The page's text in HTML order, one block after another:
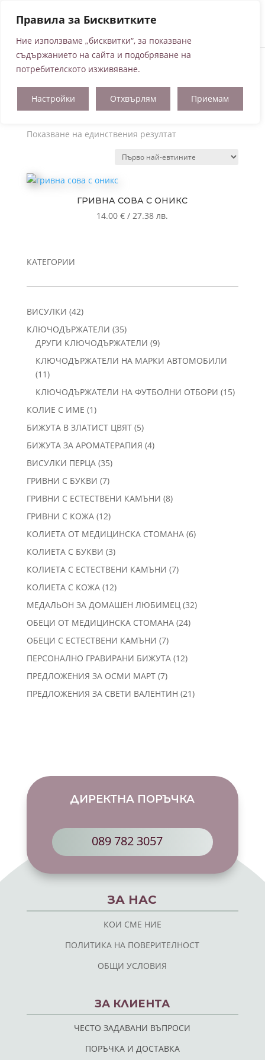
Правила за Бисквитките
Ние използваме „бисквитки“, за показване
съдържанието на сайта и подобряване на
потребителското изживяване.
Настройки Отхвърлям Приемам
Начало/ Продукти с етикет „гривна с оникс“
гривна с оникс
Показване на единствения резултат
ГРИВНА СОВА С ОНИКС
14.00€ /27.38лв.
КАТЕГОРИИ
ВИСУЛКИ 4242
продукта
КЛЮЧОДЪРЖАТЕЛИ 3535
продукта
ДРУГИ КЛЮЧОДЪРЖАТЕЛИ 99
продукта
КЛЮЧОДЪРЖАТЕЛИ НА МАРКИ АВТОМОБИЛИ
1111
продукта
КЛЮЧОДЪРЖАТЕЛИ НА ФУТБОЛНИ ОТБОРИ 1515
КОЛИЕ С ИМЕ 11
продукт
БИЖУТА В ЗЛАТИСТ ЦВЯТ 55
продукта
БИЖУТА ЗА АРОМАТЕРАПИЯ 44
ВИСУЛКИ ПЕРЦА 3535
ГРИВНИ С БУКВИ 77
продукта
ГРИВНИ С ЕСТЕСТВЕНИ КАМЪНИ 88
ГРИВНИ С КОЖА 1212
продукта
КОЛИЕТА ОТ МЕДИЦИНСКА СТОМАНА 66
КОЛИЕТА С БУКВИ 33
продукта
КОЛИЕТА С ЕСТЕСТВЕНИ КАМЪНИ 77
КОЛИЕТА С КОЖА 1212
продукта
МЕДАЛЬОН ЗА ДОМАШЕН ЛЮБИМЕЦ 3232
ОБЕЦИ ОТ МЕДИЦИНСКА СТОМАНА 2424
ОБЕЦИ С ЕСТЕСТВЕНИ КАМЪНИ 77
продукта
ПЕРСОНАЛНО ГРАВИРАНИ БИЖУТА 1212
ПРЕДЛОЖЕНИЯ ЗА ОСМИ МАРТ 77
продукта
ПРЕДЛОЖЕНИЯ ЗА СВЕТИ ВАЛЕНТИН 2121
ДИРЕКТНА ПОРЪЧКА
089 782 3057
ЗА НАС
КОИ СМЕ НИЕ
ПОЛИТИКА НА ПОВЕРИТЕЛНОСТ
ОБЩИ УСЛОВИЯ
ЗА КЛИЕНТА
ЧЕСТО ЗАДАВАНИ ВЪПРОСИ
ПОРЪЧКА И ДОСТАВКА